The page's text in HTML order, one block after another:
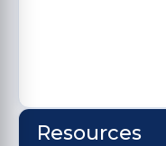
Resources